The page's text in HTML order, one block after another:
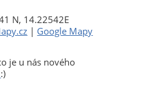
N, 14.22542E
| Google Mapy
je u nás nového
:)